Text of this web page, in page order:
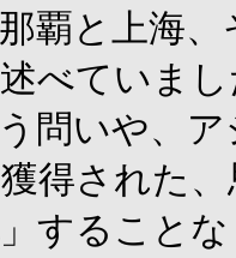
覇と上海
べていま
問いや、
得された
すること